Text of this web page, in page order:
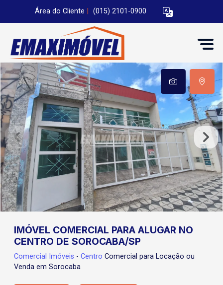
Área do Cliente (015) 2101-0900
IMÓVEL COMERCIAL PARA ALUGAR NO
CENTRO DE SOROCABA/SP
Comercial Imóveis - Centro Comercial para Locação ou
Venda em Sorocaba